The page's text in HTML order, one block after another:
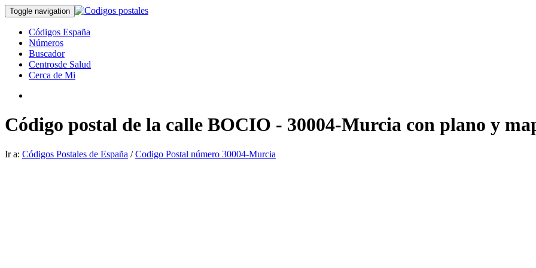
Toggle navigation
Códigos España
Números
Buscador
Centrosde Salud
Cerca de Mi
Código postal de la calle BOCIO - 30004-Murcia con plano y
Ir a: Códigos Postales de España /Codigo Postal número 30004-Murcia